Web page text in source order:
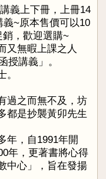
義上下冊，上冊14
義~原本售價可以10
，歡迎選購~
又無暇上課之人
授講義」。
過之而無不及，坊
都是抄襲黃卯先生
年，自1991年開
年，更著書將心得
中心」，旨在發揚